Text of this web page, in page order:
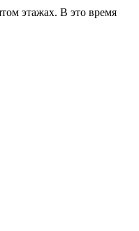
этажах. В это время